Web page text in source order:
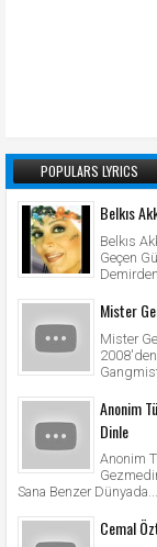
POPULARS LYRICS
Belkıs
Belkıs
Geçen
Mister
Mister
Anonim
Dinle
Anonim
Sana Benzer Dünyada...
Cemal